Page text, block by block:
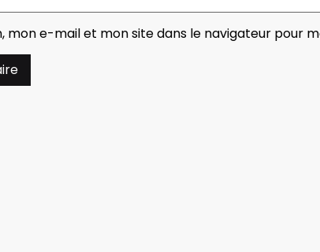
mon e-mail et mon site dans le navigateur pour